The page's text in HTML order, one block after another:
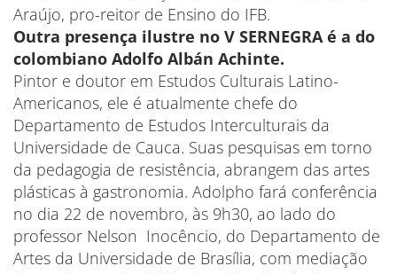
Araújo, pro-reitor de Ensino do IFB.
Outra presença ilustre no V SERNEGRA é a do
colombiano Adolfo Albán Achinte.
Pintor e doutor em Estudos Culturais Latino-
Americanos, ele é atualmente chefe do
Departamento de Estudos Interculturais da
Universidade de Cauca. Suas pesquisas em torno
da pedagogia de resistência, abrangem das artes
plásticas à gastronomia. Adolpho fará conferência
no dia 22 de novembro, às 9h30, ao lado do
professor Nelson Inocêncio, do Departamento de
Artes da Universidade de Brasília, com mediação